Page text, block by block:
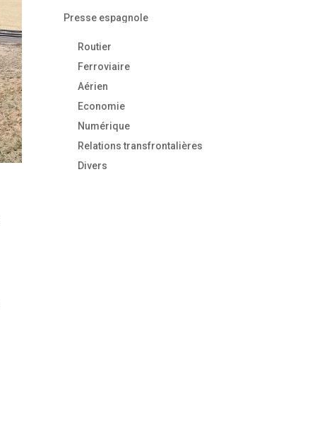
Presse espagnole
Routier
Ferroviaire
Aérien
Economie
Numérique
Relations transfrontalières
Divers